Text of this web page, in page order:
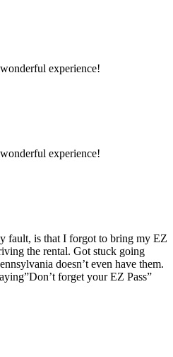
experience!
experience!
fault, is that I forgot to bring my EZ
the rental. Got stuck going
doesn’t even have them.
forget your EZ Pass”